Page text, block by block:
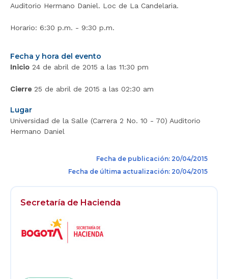
Auditorio Hermano Daniel. Loc de La Candelaria.
Horario: 6:30 p.m. - 9:30 p.m.
Fecha y hora del evento
Inicio 24 de abril de 2015 a las 11:30 pm
Cierre 25 de abril de 2015 a las 02:30 am
Lugar
Universidad de la Salle (Carrera 2 No. 10 - 70) Auditorio
Hermano Daniel
Fecha de publicación: 20/04/2015
Fecha de última actualización: 20/04/2015
Secretaría de Hacienda